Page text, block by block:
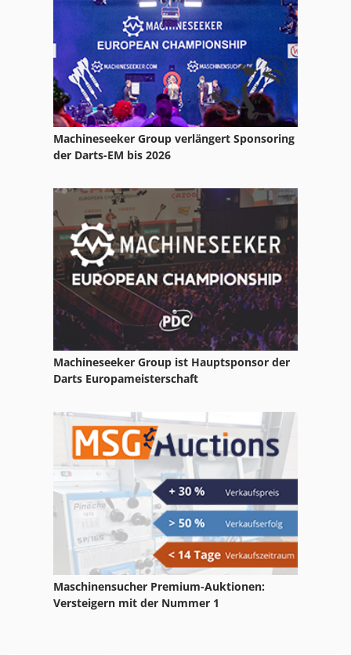
Machineseeker Group verlängert Sponsoring
der Darts-EM bis 2026
Machineseeker Group ist Hauptsponsor der
Darts Europameisterschaft
Maschinensucher Premium-Auktionen:
Versteigern mit der Nummer 1